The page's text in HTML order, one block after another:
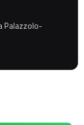
Palazzolo-